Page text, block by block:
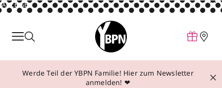
ANZEIGE
Parfum
Make-up
Werde Teil der YBPN Familie! Hier zum Newsletter
anmelden! ❤